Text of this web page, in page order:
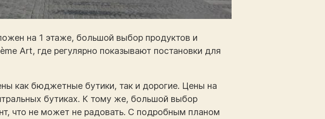
на 1 этаже, большой выбор продуктов и
Art, где регулярно показывают постановки для
как бюджетные бутики, так и дорогие. Цены на
бутиках. К тому же, большой выбор
что не может не радовать. С подробным планом